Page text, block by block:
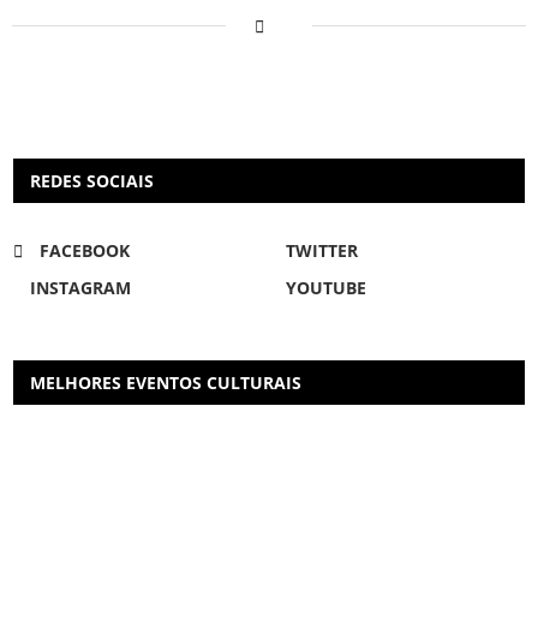
REDES SOCIAIS
FACEBOOK
TWITTER
INSTAGRAM
YOUTUBE
MELHORES EVENTOS CULTURAIS